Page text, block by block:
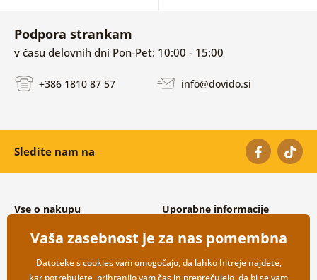
Podpora strankam
v času delovnih dni Pon-Pet: 10:00 - 15:00
+386 1810 87 57 info@dovido.si
Sledite nam na
Vse o nakupu
Splošni in reklamacijski pogoji
Varovanje osebnih podatkov
Možnosti dostave in plačila
Vračilo blaga
Uporabne informacije
Pogosto zastavljena vprašanja
Kontakti
Veleprodaja
Vaša zasebnost je za nas pomembna
Datoteke s cookies vam omogočajo, da lahko hitreje najdete,
kar potrebujete, prihranijo vam čas in preprečujejo, da bi se vam